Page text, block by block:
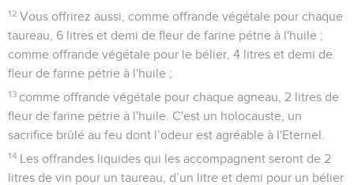
12 Vous offrirez aussi, comme offrande végétale pour chaque
taureau, 6 litres et demi de fleur de farine pétrie à l'huile ;
comme offrande végétale pour le bélier, 4 litres et demi de
fleur de farine pétrie à l'huile ;
13 comme offrande végétale pour chaque agneau, 2 litres de
fleur de farine pétrie à l'huile. C'est un holocauste, un
sacrifice brûlé au feu dont l’odeur est agréable à l'Eternel.
14 Les offrandes liquides qui les accompagnent seront de 2
litres de vin pour un taureau, d’un litre et demi pour un bélier